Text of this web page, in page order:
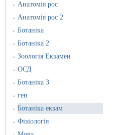
» Анатомія рос
» Анатомія рос 2
» Ботаніка
» Ботаніка 2
» Зоологія Екзамен
» ОСД
» Ботаніка 3
» ген
» Ботаніка екзам
» Фізіологія